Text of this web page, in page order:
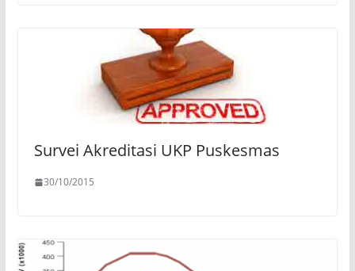
Survei Akreditasi UKP Puskesmas
30/10/2015